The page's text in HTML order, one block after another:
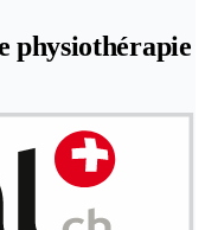
physiothérapie